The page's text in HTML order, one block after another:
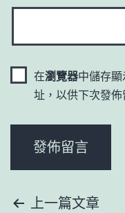
在瀏覽器中儲存
址，以供下次發佈
文上一篇文章